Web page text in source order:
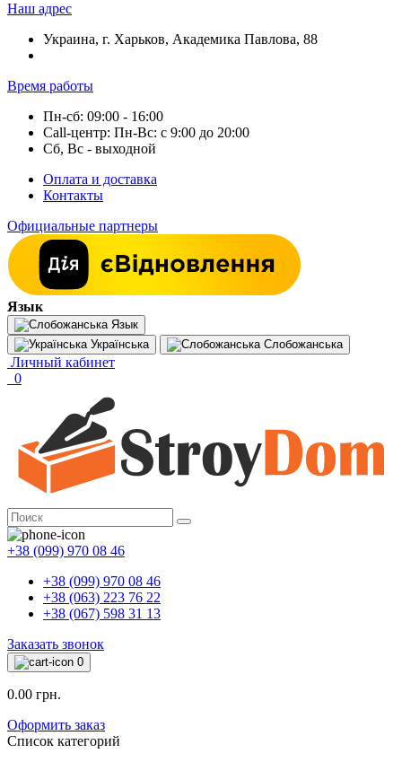
Наш адрес
Украина, г. Харьков, Академика Павлова, 88
Время работы
Пн-сб: 09:00 - 16:00
Call-центр: Пн-Вс: с 9:00 до 20:00
Сб, Вс - выходной
Оплата и доставка
Контакты
Официальные партнеры
Язык
Язык
Українська
Слобожанська
Личный кабинет
0
+38 (099) 970 08 46
+38 (099) 970 08 46
+38 (063) 223 76 22
+38 (067) 598 31 13
Заказать звонок
0
0.00 грн.
Оформить заказ
Список категорий